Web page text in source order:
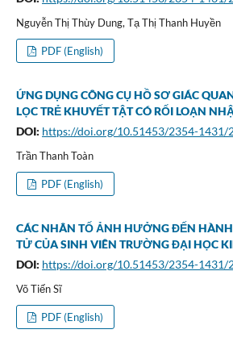
Nguyễn Thị Thùy Dung, Tạ Thị Thanh Huyền
PDF (English)
ỨNG DỤNG CÔNG CỤ HỒ SƠ GIÁC
LỌC TRẺ KHUYẾT TẬT CÓ RỐI LOẠN
DOI: https://doi.org/10.51453/2354-1431/
Trần Thanh Toàn
PDF (English)
CÁC NHÂN TỐ ẢNH HƯỞNG ĐẾN
TỬ CỦA SINH VIÊN TRƯỜNG ĐẠI HỌC
DOI: https://doi.org/10.51453/2354-1431/
Võ Tiến Sĩ
PDF (English)